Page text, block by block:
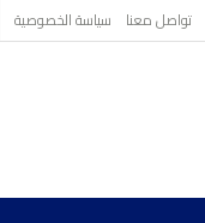
تواصل معنا سياسة الخصوصية